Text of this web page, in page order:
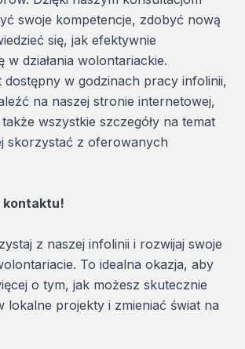
swoje kompetencje, zdobyć nową
się, jak efektywnie
w działania wolontariackie.
dostępny w godzinach pracy infolinii,
na naszej stronie internetowej,
wszystkie szczegóły na temat
skorzystać z oferowanych
kontaktu!
z naszej infolinii i rozwijaj swoje
To idealna okazja, aby
o tym, jak możesz skutecznie
lokalne projekty i zmieniać świat na